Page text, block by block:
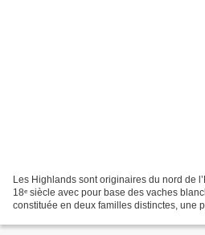
Les Highlands sont originaires du nord de
18ᵉ siècle avec pour base des vaches
constituée en deux familles distinctes, une